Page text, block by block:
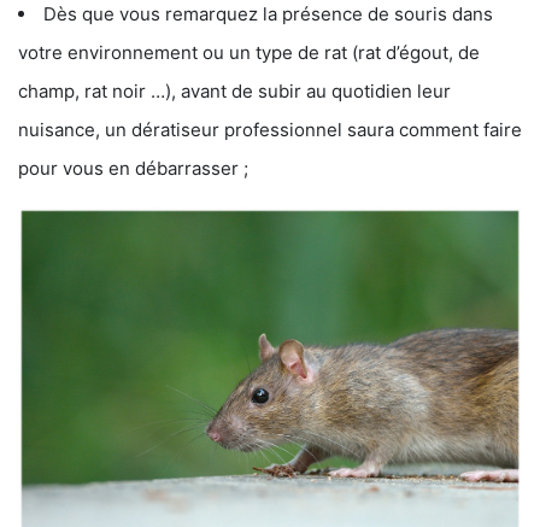
Dès que vous remarquez la présence de souris dans
votre environnement ou un type de rat (rat d’égout, de
champ, rat noir …), avant de subir au quotidien leur
nuisance, un dératiseur professionnel saura comment faire
pour vous en débarrasser ;